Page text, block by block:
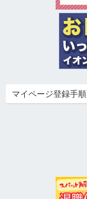
マイページ登録手順